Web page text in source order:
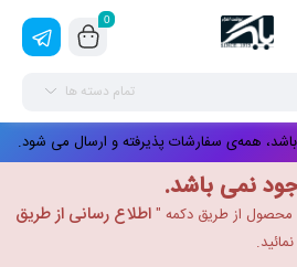
0
تمام دسته ها
همه‌ی سفارشات پذیرفته و ارسال می شود.
نمی باشد.
از طریق دکمه "اطلاع رسانی از طریق